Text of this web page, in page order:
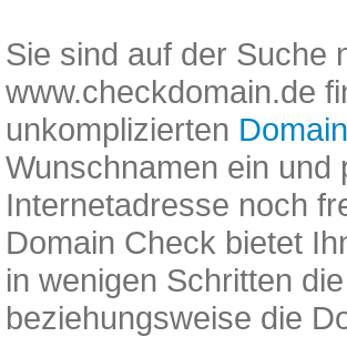
Sie sind auf der Suche
www.checkdomain.de
unkomplizierten
Wunschnamen ein und
Internetadresse noch
Domain Check bietet
in wenigen Schritten
beziehungsweise die